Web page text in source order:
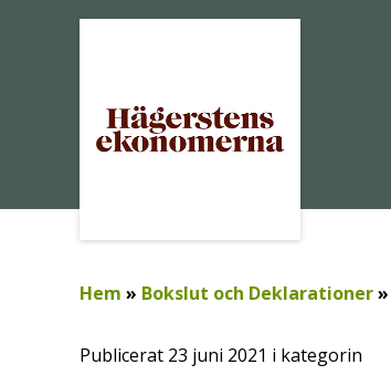
Hem » Bokslut och Deklarationer»
Publicerat 23 juni 2021 i kategorin